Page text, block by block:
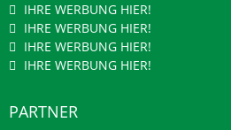
IHRE WERBUNG HIER!
IHRE WERBUNG HIER!
IHRE WERBUNG HIER!
IHRE WERBUNG HIER!
PARTNER